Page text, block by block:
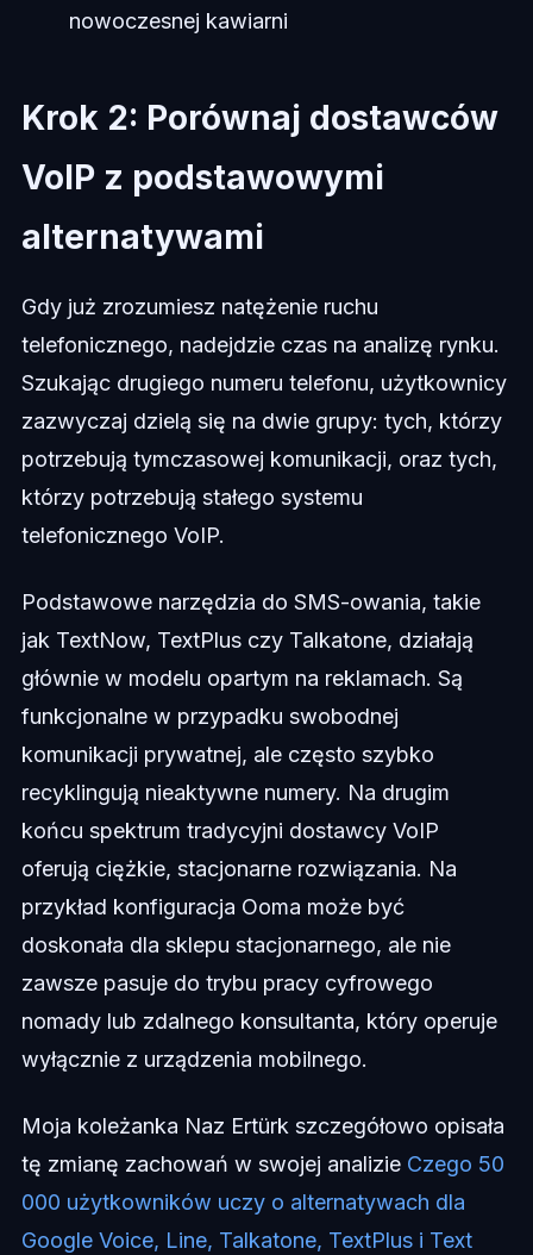
nowoczesnej kawiarni
Krok 2: Porównaj dostawców
VoIP z podstawowymi
alternatywami
Gdy już zrozumiesz natężenie ruchu
telefonicznego, nadejdzie czas na analizę rynku.
Szukając drugiego numeru telefonu, użytkownicy
zazwyczaj dzielą się na dwie grupy: tych, którzy
potrzebują tymczasowej komunikacji, oraz tych,
którzy potrzebują stałego systemu
telefonicznego VoIP.
Podstawowe narzędzia do SMS-owania, takie
jak TextNow, TextPlus czy Talkatone, działają
głównie w modelu opartym na reklamach. Są
funkcjonalne w przypadku swobodnej
komunikacji prywatnej, ale często szybko
recyklingują nieaktywne numery. Na drugim
końcu spektrum tradycyjni dostawcy VoIP
oferują ciężkie, stacjonarne rozwiązania. Na
przykład konfiguracja Ooma może być
doskonała dla sklepu stacjonarnego, ale nie
zawsze pasuje do trybu pracy cyfrowego
nomady lub zdalnego konsultanta, który operuje
wyłącznie z urządzenia mobilnego.
Moja koleżanka Naz Ertürk szczegółowo opisała
tę zmianę zachowań w swojej analizie Czego 50
000 użytkowników uczy o alternatywach dla
Google Voice, Line, Talkatone, TextPlus i Text